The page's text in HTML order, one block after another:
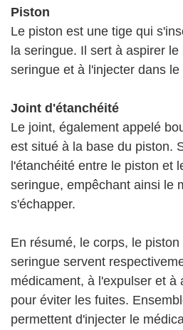
Piston
Le piston est une tige qui
la seringue. Il sert à aspirer le
seringue et à l'injecter dans le
Joint d'étanchéité
Le joint, également appelé
est situé à la base du piston.
l'étanchéité entre le piston et
seringue, empêchant ainsi le
s'échapper.
En résumé, le corps, le
seringue servent
médicament, à l'expulser et à
pour éviter les fuites.
permettent d'injecter le